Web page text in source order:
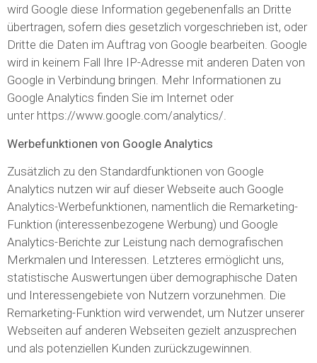
wird Google diese Information gegebenenfalls an Dritte
übertragen, sofern dies gesetzlich vorgeschrieben ist, oder
Dritte die Daten im Auftrag von Google bearbeiten. Google
wird in keinem Fall Ihre IP-Adresse mit anderen Daten von
Google in Verbindung bringen. Mehr Informationen zu
Google Analytics finden Sie im Internet oder
unter https://www.google.com/analytics/.
Werbefunktionen von Google Analytics
Zusätzlich zu den Standardfunktionen von Google
Analytics nutzen wir auf dieser Webseite auch Google
Analytics-Werbefunktionen, namentlich die Remarketing-
Funktion (interessenbezogene Werbung) und Google
Analytics-Berichte zur Leistung nach demografischen
Merkmalen und Interessen. Letzteres ermöglicht uns,
statistische Auswertungen über demographische Daten
und Interessengebiete von Nutzern vorzunehmen. Die
Remarketing-Funktion wird verwendet, um Nutzer unserer
Webseiten auf anderen Webseiten gezielt anzusprechen
und als potenziellen Kunden zurückzugewinnen.